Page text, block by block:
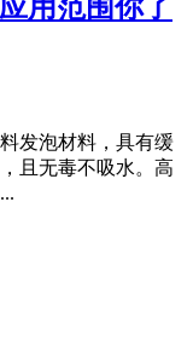
用范围你了
发泡材料，具有缓
且无毒不吸水。高